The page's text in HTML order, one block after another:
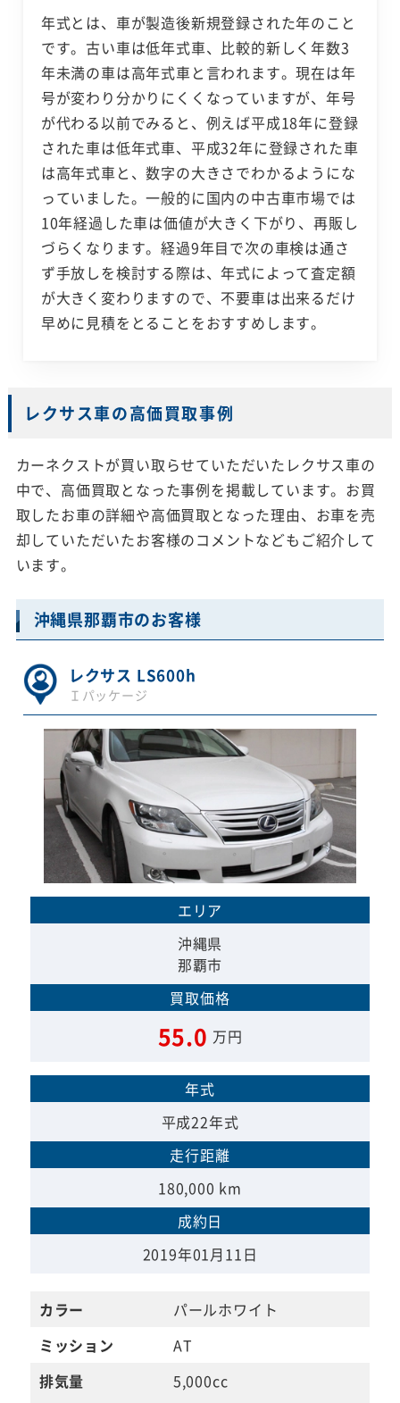
年式とは、車が製造後新規登録された年のこと
です。古い車は低年式車、比較的新しく年数3
年未満の車は高年式車と言われます。現在は年
号が変わり分かりにくくなっていますが、年号
が代わる以前でみると、例えば平成18年に登録
された車は低年式車、平成32年に登録された車
は高年式車と、数字の大きさでわかるようにな
っていました。一般的に国内の中古車市場では
10年経過した車は価値が大きく下がり、再販し
づらくなります。経過9年目で次の車検は通さ
ず手放しを検討する際は、年式によって査定額
が大きく変わりますので、不要車は出来るだけ
早めに見積をとることをおすすめします。
レクサス車の高価買取事例
カーネクストが買い取らせていただいたレクサス車の
中で、高価買取となった事例を掲載しています。お買
取したお車の詳細や高価買取となった理由、お車を売
却していただいたお客様のコメントなどもご紹介して
います。
沖縄県那覇市のお客様
レクサス LS600h
Ｉパッケージ
エリア
沖縄県
那覇市
買取価格
55.0 万円
年式
平成22年式
走行距離
180,000 km
成約日
2019年01月11日
カラー
パールホワイト
ミッション
AT
排気量
5,000cc